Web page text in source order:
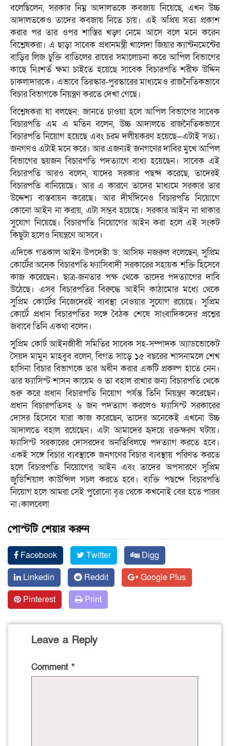
বলেছিলেন, সরকার নিম্ন আদালতকে কবজায় নিয়েছে, এখন উচ্চ
আদালতকেও তাদের কবজায় নিতে চায়। এই অপ্রিয় সত্য প্রকাশ
করার পর তার ওপর শাস্তির খড়্গ নেমে আসে বলে মনে করেন
বিশ্লেষকরা। এ ছাড়া সাবেক প্রধানমন্ত্রী খালেদা জিয়ার ক্যান্টনমেন্টের
বাড়ির লিজ চুক্তি বাতিলের রায়ের সমালোচনা করে আপিল বিভাগের
কাছে নিঃশর্ত ক্ষমা চাইতে হয়েছে সাবেক বিচারপতি শরীফ উদ্দিন
চাকলাদারকে। এভাবে তিরস্কার-পুরস্কারের মাধ্যমেও রাজনৈতিকভাবে
বিচার বিভাগকে নিয়ন্ত্রণ করতে দেখা গেছে।
বিশ্লেষকরা যা বলছেন: জানতে চাওয়া হলে আপিল বিভাগের সাবেক
বিচারপতি এম এ মতিন বলেন, উচ্চ আদালতে রাজনৈতিকভাবে
বিচারপতি নিয়োগ হয়েছে এবং চরম দলীয়করণ হয়েছে—এটাই সত্য।
জনগণও এটাই মনে করে। আর এজন্যই জনগণের দাবির মুখে আপিল
বিভাগের ছয়জন বিচারপতি পদত্যাগে বাধ্য হয়েছেন। সাবেক এই
বিচারপতি আরও বলেন, যাদের সরকার পছন্দ করেছে, তাদেরই
বিচারপতি বানিয়েছে। আর এ কারণে তাদের মাধ্যমে সরকার তার
উদ্দেশ্য বাস্তবায়ন করেছে। আর দীর্ঘদিনেও বিচারপতি নিয়োগে
কোনো আইন না করায়, এটা সম্ভব হয়েছে। সরকার আইন না থাকার
সুযোগ নিয়েছে। বিচারপতি নিয়োগের আইন করা হলে এই সংকট
কিছুটা হলেও নিয়ন্ত্রণে আসবে।
এদিকে গতকাল আইন উপদেষ্টা ড. আসিফ নজরুল বলেছেন, সুপ্রিম
কোর্টের অনেক বিচারপতি ফ্যাসিবাদী সরকারের সহায়ক শক্তি হিসেবে
কাজ করেছেন। ছাত্র-জনতার পক্ষ থেকে তাদের পদত্যাগের দাবি
উঠেছে। এসব বিচারপতির বিরুদ্ধে আইনি কাঠামোর মধ্যে থেকে
সুপ্রিম কোর্টের নিজেদেরই ব্যবস্থা নেওয়ার সুযোগ রয়েছে। সুপ্রিম
কোর্টে প্রধান বিচারপতির সঙ্গে বৈঠক শেষে সাংবাদিকদের প্রশ্নের
জবাবে তিনি একথা বলেন।
সুপ্রিম কোর্ট আইনজীবী সমিতির সাবেক সহ-সম্পাদক অ্যাডভোকেট
সৈয়দ মামুন মাহবুব বলেন, বিগত সাড়ে ১৫ বছরের শাসনামলে শেখ
হাসিনা বিচার বিভাগকে তার অধীন করার একটি প্রকল্প হাতে নেন।
তার ফ্যাসিস্ট শাসন কায়েম ও তা বহাল রাখার জন্য বিচারপতি থেকে
শুরু করে প্রধান বিচারপতি নিয়োগ পর্যন্ত তিনি নিয়ন্ত্রণ করেছেন।
প্রধান বিচারপতিসহ ৬ জন পদত্যাগ করলেও ফ্যাসিস্ট সরকারের
দোসর হিসেবে যারা কাজ করেছেন, তাদের অনেকেই এখনো উচ্চ
আদালতে বহাল রয়েছেন। এটা আমাদের হৃদয়ে রক্তক্ষরণ ঘটায়।
ফ্যাসিস্ট সরকারের দোসরদের অনতিবিলম্বে পদত্যাগ করতে হবে।
একই সঙ্গে বিচার ব্যবস্থাকে জনগণের বিচার ব্যবস্থায় পরিণত করতে
হলে বিচারপতি নিয়োগের আইন এবং তাদের অপসারণে সুপ্রিম
জুডিশিয়াল কাউন্সিল সচল করতে হবে। ব্যক্তি পছন্দে বিচারপতি
নিয়োগ হলে আমরা সেই পুরোনো বৃত্ত থেকে কখনোই বের হতে পারব
না।কালবেলা
পোস্টটি শেয়ার করুন
Facebook Twitter
Digg
Linkedin
Reddit
Google Plus
Pinterest
Print
Leave a Reply
Comment *